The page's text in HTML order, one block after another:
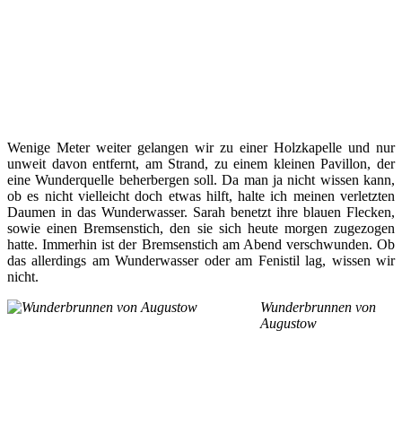
Wenige Meter weiter gelangen wir zu einer Holzkapelle und nur
unweit davon entfernt, am Strand, zu einem kleinen Pavillon, der
eine Wunderquelle beherbergen soll. Da man ja nicht wissen kann,
ob es nicht vielleicht doch etwas hilft, halte ich meinen verletzten
Daumen in das Wunderwasser. Sarah benetzt ihre blauen Flecken,
sowie einen Bremsenstich, den sie sich heute morgen zugezogen
hatte. Immerhin ist der Bremsenstich am Abend verschwunden. Ob
das allerdings am Wunderwasser oder am Fenistil lag, wissen wir
nicht.
Wunderbrunnen von
Augustow